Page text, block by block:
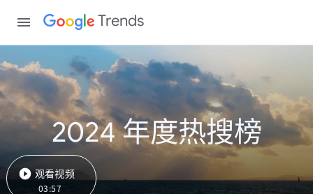
Trends
2024 年度热搜榜
观看视频
03:57